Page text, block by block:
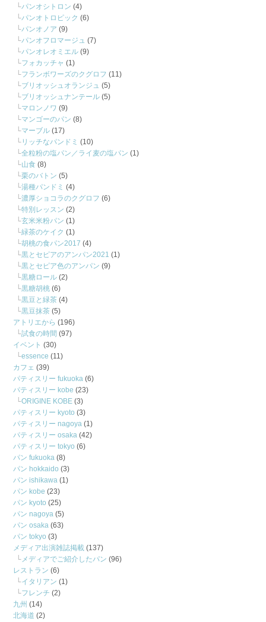
パンオシトロン (4)
パンオトロピック (6)
パンオノア (9)
パンオフロマージュ (7)
パンオレオミエル (9)
フォカッチャ (1)
フランボワーズのクグロフ (11)
ブリオッシュオランジュ (5)
ブリオッシュナンテール (5)
マロンノワ (9)
マンゴーのパン (8)
マーブル (17)
リッチなパンドミ (10)
全粒粉の塩パン／ライ麦の塩パン (1)
山食 (8)
栗のバトン (5)
湯種パンドミ (4)
濃厚ショコラのクグロフ (6)
特別レッスン (2)
玄米米粉パン (1)
緑茶のケイク (1)
胡桃の食パン2017 (4)
黒とセピアのアンパン2021 (1)
黒とセピア色のアンパン (9)
黒糖ロール (2)
黒糖胡桃 (6)
黒豆と緑茶 (4)
黒豆抹茶 (5)
アトリエから (196)
試食の時間 (97)
イベント (30)
essence (11)
カフェ (39)
パティスリー fukuoka (6)
パティスリー kobe (23)
ORIGINE KOBE (3)
パティスリー kyoto (3)
パティスリー nagoya (1)
パティスリー osaka (42)
パティスリー tokyo (6)
パン fukuoka (8)
パン hokkaido (3)
パン ishikawa (1)
パン kobe (23)
パン kyoto (25)
パン nagoya (5)
パン osaka (63)
パン tokyo (3)
メディア出演雑誌掲載 (137)
メディアでご紹介したパン (96)
レストラン (6)
イタリアン (1)
フレンチ (2)
九州 (14)
北海道 (2)